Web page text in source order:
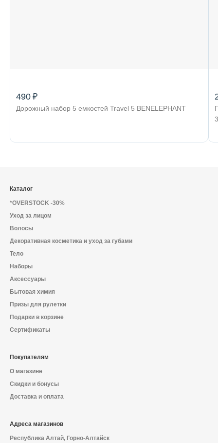
490 ₽
Дорожный набор 5 емкостей Travel 5 BENELEPHANT
Каталог
*OVERSTOCK -30%
Уход за лицом
Волосы
Декоративная косметика и уход за губами
Тело
Наборы
Аксессуары
Бытовая химия
Призы для рулетки
Подарки в корзине
Сертификаты
Покупателям
О магазине
Скидки и бонусы
Доставка и оплата
Адреса магазинов
Республика Алтай, Горно-Алтайск